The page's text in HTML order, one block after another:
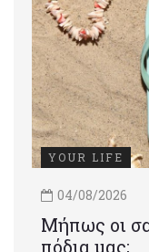
YOUR LIFE
04/08/2026
Μήπως οι
πόδια μας;